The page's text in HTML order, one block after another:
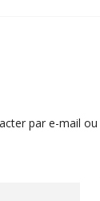
par e-mail